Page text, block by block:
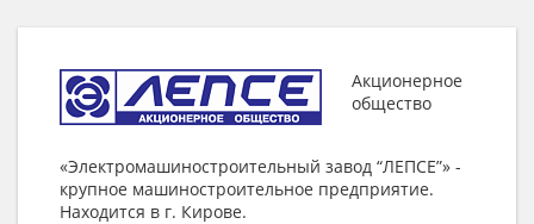
Акционерное
общество
«Электромашиностроительный завод “ЛЕПСЕ”» -
крупное машиностроительное предприятие.
Находится в г. Кирове.